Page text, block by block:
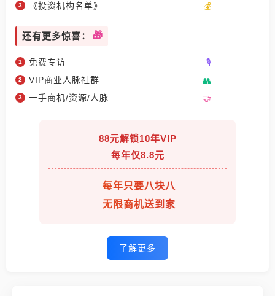
《投资机构名单》
还有更多惊喜：
免费专访
VIP商业人脉社群
一手商机/资源/人脉
88元解锁10年VIP
每年仅8.8元
每年只要八块八
无限商机送到家
了解更多